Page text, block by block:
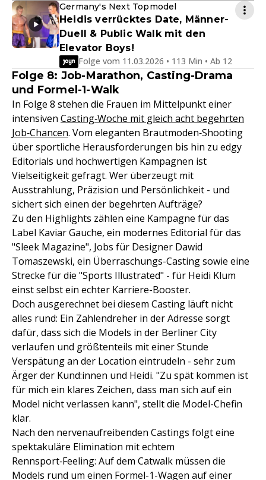
Germany's Next Topmodel
Heidis verrücktes Date, Männer-
Duell & Public Walk mit den
Elevator Boys!
Folge vom 11.03.2026 • 113 Min • Ab 12
Folge 8: Job-Marathon, Casting-Drama
und Formel-1-Walk
In Folge 8 stehen die Frauen im Mittelpunkt einer
intensiven Casting‑Woche mit gleich acht begehrten
Job‑Chancen. Vom eleganten Brautmoden‑Shooting
über sportliche Herausforderungen bis hin zu edgy
Editorials und hochwertigen Kampagnen ist
Vielseitigkeit gefragt. Wer überzeugt mit
Ausstrahlung, Präzision und Persönlichkeit - und
sichert sich einen der begehrten Aufträge?
Zu den Highlights zählen eine Kampagne für das
Label Kaviar Gauche, ein modernes Editorial für das
"Sleek Magazine", Jobs für Designer Dawid
Tomaszewski, ein Überraschungs-Casting sowie eine
Strecke für die "Sports Illustrated" - für Heidi Klum
einst selbst ein echter Karriere-Booster.
Doch ausgerechnet bei diesem Casting läuft nicht
alles rund: Ein Zahlendreher in der Adresse sorgt
dafür, dass sich die Models in der Berliner City
verlaufen und größtenteils mit einer Stunde
Verspätung an der Location eintrudeln - sehr zum
Ärger der Kund:innen und Heidi. "Zu spät kommen ist
für mich ein klares Zeichen, dass man sich auf ein
Model nicht verlassen kann", stellt die Model-Chefin
klar.
Nach den nervenaufreibenden Castings folgt eine
spektakuläre Elimination mit echtem
Rennsport‑Feeling: Auf dem Catwalk müssen die
Models rund um einen Formel-1-Wagen auf einer